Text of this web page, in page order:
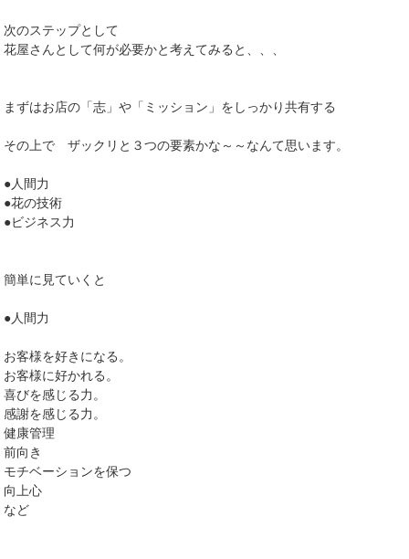
次のステップとして
花屋さんとして何が必要かと考えてみると、、、
まずはお店の「志」や「ミッション」をしっかり共有する
その上で ザックリと３つの要素かな～～なんて思います。
●人間力
●花の技術
●ビジネス力
簡単に見ていくと
●人間力
お客様を好きになる。
お客様に好かれる。
喜びを感じる力。
感謝を感じる力。
健康管理
前向き
モチベーションを保つ
向上心
など